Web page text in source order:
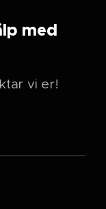
med
vi er!